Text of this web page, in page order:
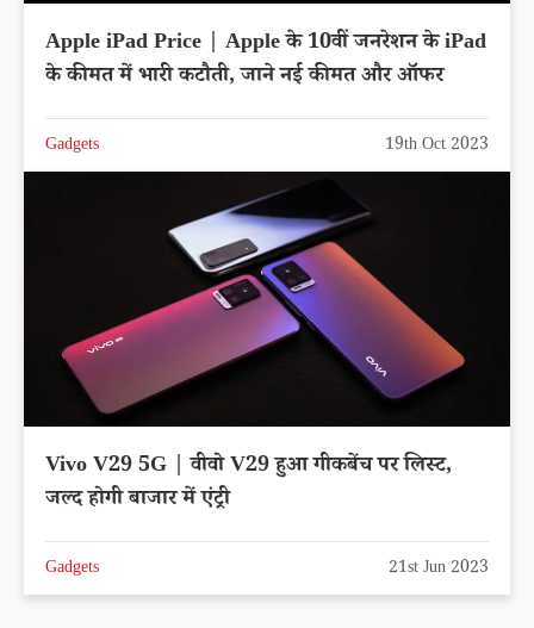
Apple iPad Price | Apple के 10वीं जनरेशन के iPad
के कीमत में भारी कटौती, जाने नई कीमत और ऑफर
Gadgets 19th Oct 2023
Vivo V29 5G | वीवो V29 हुआ गीकबेंच पर लिस्ट,
जल्द होगी बाजार में एंट्री
Gadgets 21st Jun 2023